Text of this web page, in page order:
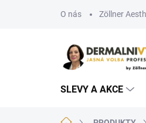
O nás Zöllner
SLEVY A AKCE